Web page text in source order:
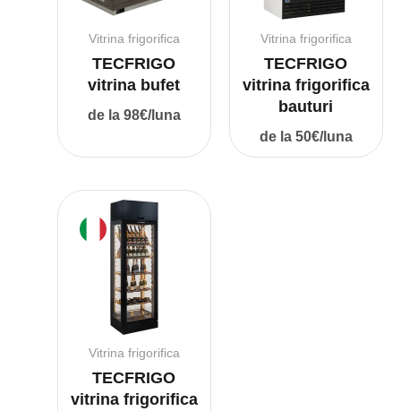
Vitrina frigorifica
TECFRIGO
vitrina bufet
de la 98€/luna
Vitrina frigorifica
TECFRIGO
vitrina frigorifica
bauturi
de la 50€/luna
Vitrina frigorifica
TECFRIGO
vitrina frigorifica